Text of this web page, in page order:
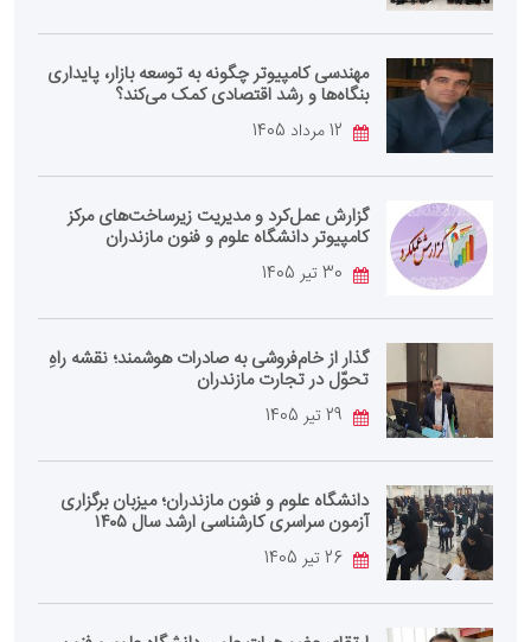
مهندسی کامپیوتر چگونه به توسعه بازار، پایداری
بنگاه‌ها و رشد اقتصادی کمک می‌کند؟
گزارش عمل‌کرد و مدیریت زیرساخت‌های مرکز
کامپیوتر دانشگاه علوم و فنون مازندران
گذار از خام‌فروشی به صادرات هوشمند؛ نقشه راهِ
تحوّل در تجارت مازندران
دانشگاه علوم و فنون مازندران؛ میزبان برگزاری
آزمون سراسری کارشناسی‌ ارشد سال ۱۴۰۵